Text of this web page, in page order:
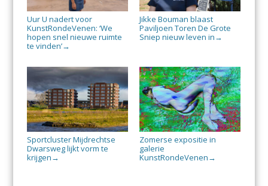
Uur U nadert voor
KunstRondeVenen: ‘We
hopen snel nieuwe ruimte
te vinden’→
Jikke Bouman blaast
Paviljoen Toren De Grote
Sniep nieuw leven in →
Sportcluster Mijdrechtse
Dwarsweg lijkt vorm te
krijgen →
Zomerse expositie in
galerie
KunstRondeVenen →